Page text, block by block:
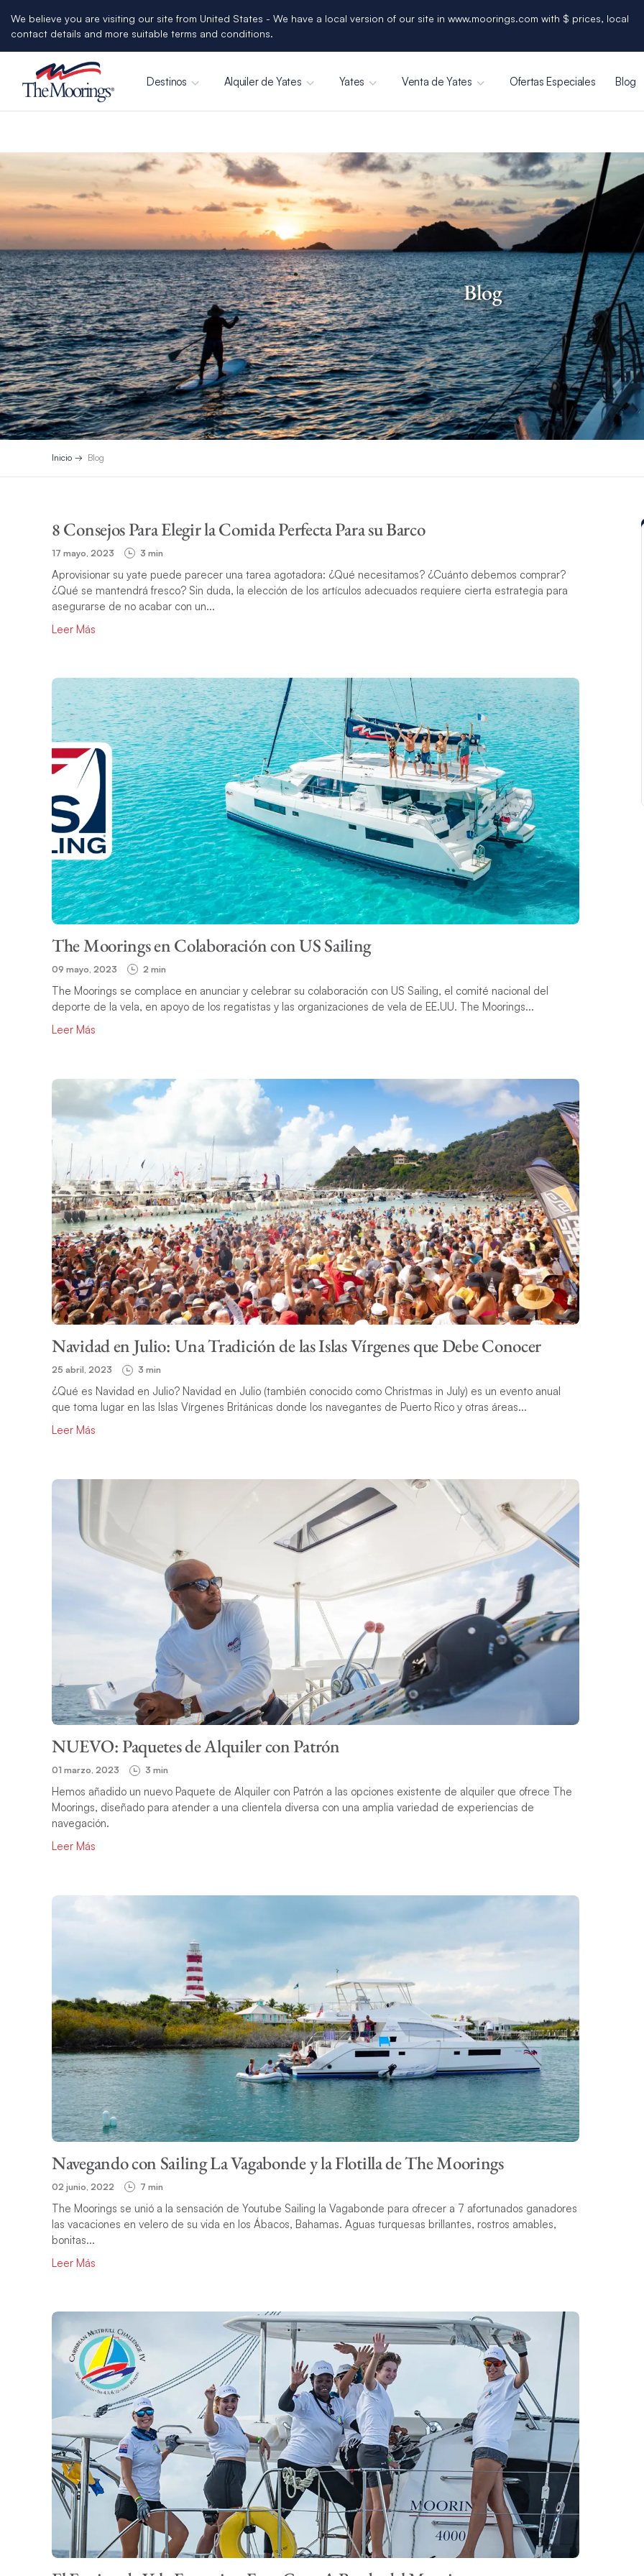
We believe you are visiting our site from United States - We have a local version of our site in www.moorings.com with $ prices, local
contact details and more suitable terms and conditions.
Destinos Alquiler de Yates Yates Venta de Yates Ofertas Especiales Blog
Blog
Inicio Blog
8 Consejos Para Elegir la Comida Perfecta Para su Barco
17 mayo, 2023 3 min
Aprovisionar su yate puede parecer una tarea agotadora: ¿Qué necesitamos? ¿Cuánto debemos comprar?
¿Qué se mantendrá fresco? Sin duda, la elección de los artículos adecuados requiere cierta estrategia para
asegurarse de no acabar con un...
Leer Más
The Moorings en Colaboración con US Sailing
09 mayo, 2023 2 min
The Moorings se complace en anunciar y celebrar su colaboración con US Sailing, el comité nacional del
deporte de la vela, en apoyo de los regatistas y las organizaciones de vela de EE.UU. The Moorings...
Leer Más
Navidad en Julio: Una Tradición de las Islas Vírgenes que Debe Conocer
25 abril, 2023 3 min
¿Qué es Navidad en Julio? Navidad en Julio (también conocido como Christmas in July) es un evento anual
que toma lugar en las Islas Vírgenes Británicas donde los navegantes de Puerto Rico y otras áreas...
Leer Más
NUEVO: Paquetes de Alquiler con Patrón
01 marzo, 2023 3 min
Hemos añadido un nuevo Paquete de Alquiler con Patrón a las opciones existente de alquiler que ofrece The
Moorings, diseñado para atender a una clientela diversa con una amplia variedad de experiencias de
navegación.
Leer Más
Navegando con Sailing La Vagabonde y la Flotilla de The Moorings
02 junio, 2022 7 min
The Moorings se unió a la sensación de Youtube Sailing la Vagabonde para ofrecer a 7 afortunados ganadores
las vacaciones en velero de su vida en los Ábacos, Bahamas. Aguas turquesas brillantes, rostros amables,
bonitas...
Leer Más